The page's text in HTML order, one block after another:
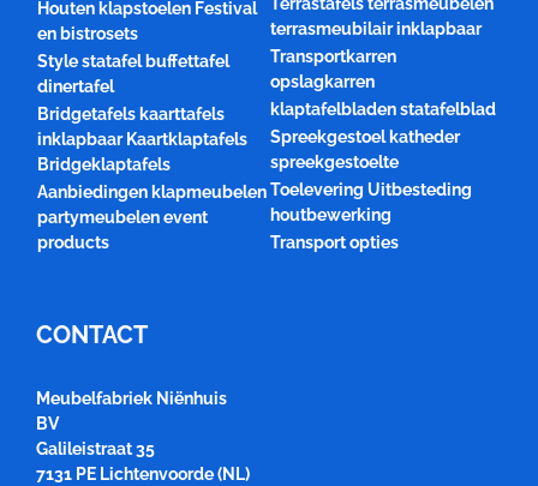
Houten klapstoelen Festival
en bistrosets
Style statafel buffettafel
dinertafel
Bridgetafels kaarttafels
inklapbaar Kaartklaptafels
Bridgeklaptafels
Aanbiedingen klapmeubelen
partymeubelen event
products
terrasmeubilair inklapbaar
Transportkarren
opslagkarren
klaptafelbladen statafelblad
Spreekgestoel katheder
spreekgestoelte
Toelevering Uitbesteding
houtbewerking
Transport opties
CONTACT
Meubelfabriek Niënhuis
BV
Galileistraat 35
7131 PE Lichtenvoorde (NL)